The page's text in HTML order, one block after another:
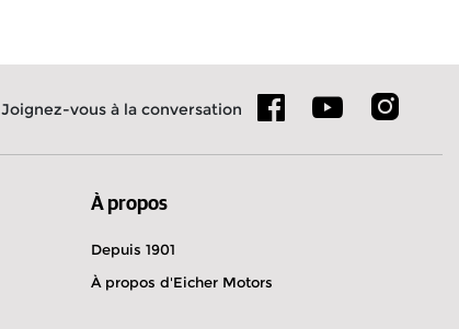
Joignez-vous à la conversation
À propos
Depuis 1901
À propos d'Eicher Motors